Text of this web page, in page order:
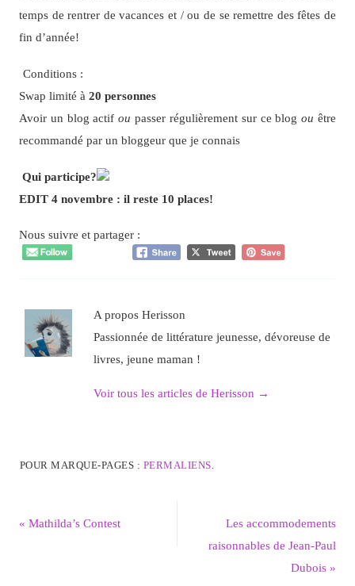
temps de rentrer de vacances et / ou de se remettre des fêtes de
fin d’année!
Conditions :
Swap limité à 20 personnes
Avoir un blog actifou passer régulièrement sur ce blogou être
recommandé par un bloggeur que je connais
Qui participe?
EDIT 4 novembre : il reste 10 places!
Nous suivre et partager :
A propos Herisson
Passionnée de littérature jeunesse, dévoreuse de
livres, jeune maman !
Voir tous les articles de Herisson →
POUR MARQUE-PAGES : PERMALIENS
« Mathilda’s Contest
Les accommodements
raisonnables de Jean-Paul
Dubois»